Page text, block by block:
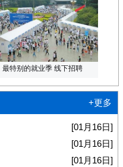
最特别的就业季 线下招聘
+更多
[01月16日]
[01月16日]
[01月16日]